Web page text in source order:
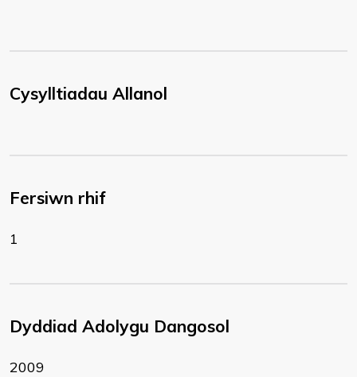
Cysylltiadau Allanol
Fersiwn rhif
1
Dyddiad Adolygu Dangosol
2009